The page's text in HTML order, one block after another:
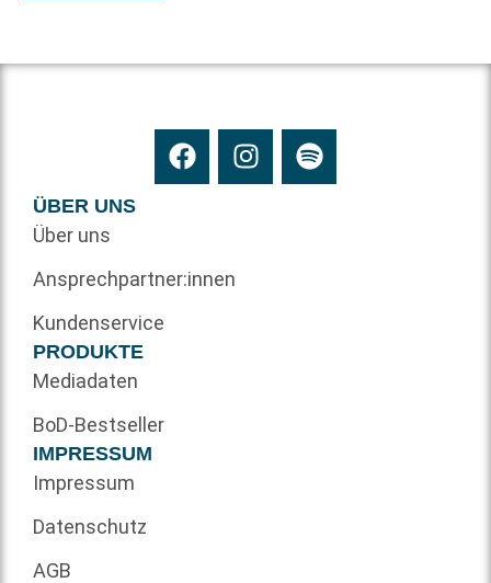
ÜBER UNS
Über uns
Ansprechpartner:innen
Kundenservice
PRODUKTE
Mediadaten
BoD-Bestseller
IMPRESSUM
Impressum
Datenschutz
AGB